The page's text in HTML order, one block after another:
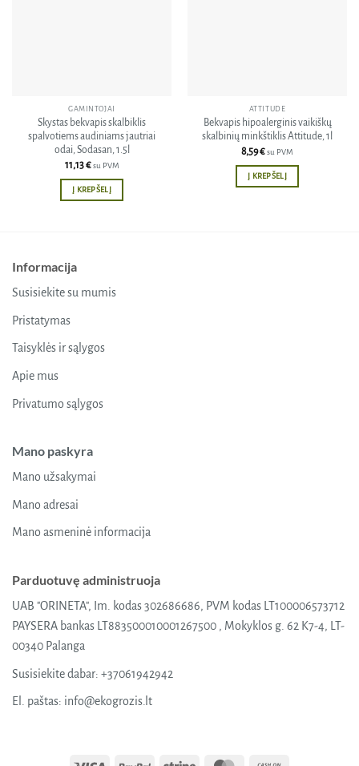
GAMINTOJAI
Skystas bekvapis skalbiklis
spalvotiems audiniams jautriai
odai, Sodasan, 1.5l
11,13€ su PVM
Į KREPŠELĮ
ATTITUDE
Bekvapis hipoalerginis vaikiškų
skalbinių minkštiklis Attitude, 1l
8,59€su PVM
Į KREPŠELĮ
Informacija
Susisiekite su mumis
Pristatymas
Taisyklės ir sąlygos
Apie mus
Privatumo sąlygos
Mano paskyra
Mano užsakymai
Mano adresai
Mano asmeninė informacija
Parduotuvę administruoja
UAB "ORINETA", Im. kodas 302686686, PVM kodas LT100006573712
PAYSERA bankas LT883500010001267500 , Mokyklos g. 62 K7-4, LT-
00340 Palanga
Susisiekite dabar: +37061942942
El. paštas: info@ekogrozis.lt